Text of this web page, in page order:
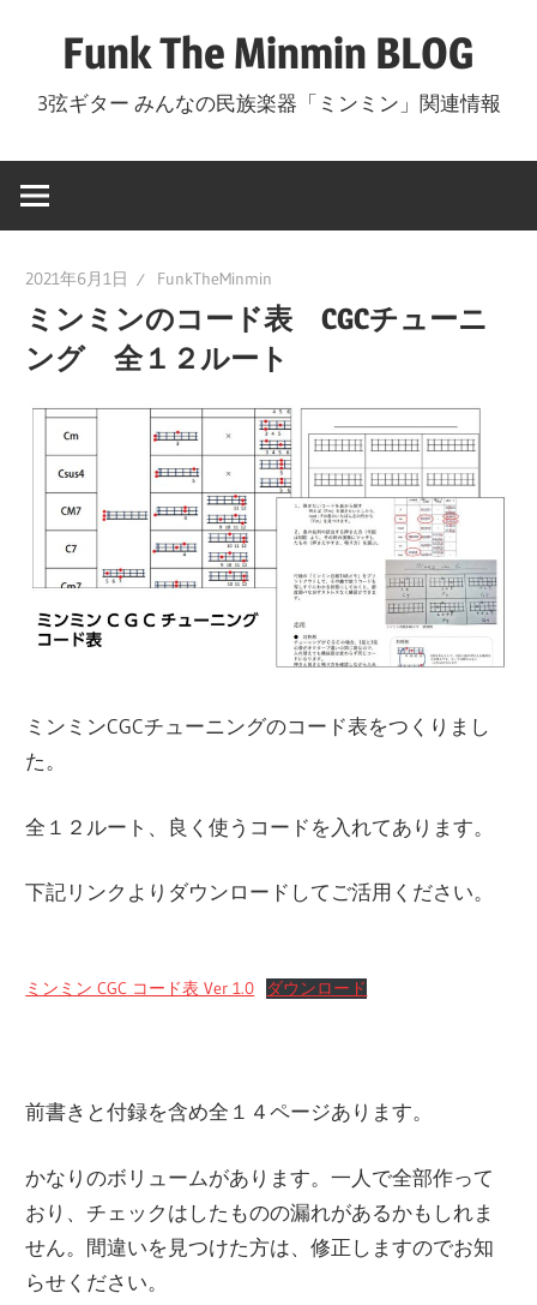
ツ
ス
Funk The Minmin BLOG
3弦ギター みんなの民族楽器「ミンミン」関連情報
2021年6月1日 FunkTheMinmin
ミンミンのコード表 CGCチューニ
ング 全１２ルート
ミンミンCGCチューニングのコード表をつくりまし
た。
全１２ルート、良く使うコードを入れてあります。
下記リンクよりダウンロードしてご活用ください。
ミンミン CGC コード表 Ver 1.0 ダウンロード
前書きと付録を含め全１４ページあります。
かなりのボリュームがあります。一人で全部作って
おり、チェックはしたものの漏れがあるかもしれま
せん。間違いを見つけた方は、修正しますのでお知
らせください。